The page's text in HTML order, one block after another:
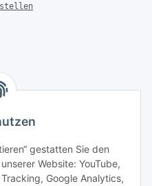
gestatten Sie den
Website: YouTube,
Google Analytics,